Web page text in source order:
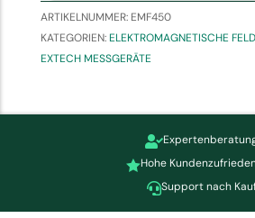
ARTIKELNUMMER: EMF450
KATEGORIEN:ELEKTROMAGNETISCHE
EXTECH MESSGERÄTE

Hohe
Support nach